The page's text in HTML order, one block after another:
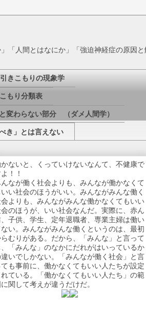
「人間とはなにか」「強迫神経症の原因と
きこもりの現象学
もり分類表
変わらない部分 （ダメ人間学）
き」とは言えない
ないと、くっていけないなんて、不健康で
！！
なが働く社会よりも、みんなが働かなくて
いい社会のほうがいい。みんながみんな働く
よりも、みんながみんな働かなくてもいい
のほうが、いい社会なんだ。実際に、赤ん
子供、学生、定年退職者、専業主婦は働い
ない。みんながみんな働くというのは、最初
むりがある。だから、「みんな」と言って
、「みんな」のなかにだれがはいっているか
いでしかない。「みんなが働く社会」と言
ても事前に、働かなくてもいい人たちが設定
れている。「働かなくてもいい人たち」の範
に関して考えが違うだけだ。